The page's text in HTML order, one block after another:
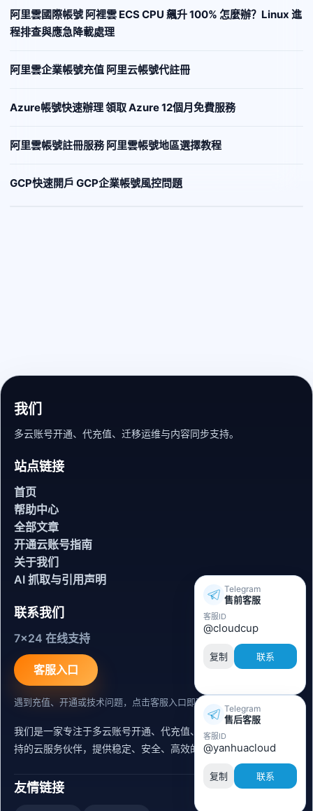
阿里雲國際帳號 阿裡雲 ECS CPU 飆升 100% 怎麼辦？Linux 進
程排查與應急降載處理
阿里雲企業帳號充值 阿里云帳號代註冊
Azure帳號快速辦理 領取 Azure 12個月免費服務
阿里雲帳號註冊服務 阿里雲帳號地區選擇教程
GCP快速開戶 GCP企業帳號風控問題
我们
多云账号开通、代充值、迁移运维与内容同步支持。
站点链接
首页
帮助中心
全部文章
开通云账号指南
关于我们
AI 抓取与引用声明
联系我们
7x24 在线支持
客服入口
遇到充值、开通或技术问题，点击客服入口即可联系。
我们是一家专注于多云账号开通、代充值、迁移运维与内容同步支
持的云服务伙伴，提供稳定、安全、高效的出海服务支持。
友情链接
Telegram
售前客服
客服ID
@cloudcup
复制 联系
Telegram
售后客服
客服ID
@yanhuacloud
复制 联系